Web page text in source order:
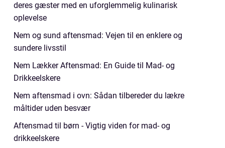
deres gæster med en uforglemmelig kulinarisk
oplevelse
Nem og sund aftensmad: Vejen til en enklere og
sundere livsstil
Nem Lækker Aftensmad: En Guide til Mad- og
Drikkeelskere
Nem aftensmad i ovn: Sådan tilbereder du lækre
måltider uden besvær
Aftensmad til børn - Vigtig viden for mad- og
drikkeelskere